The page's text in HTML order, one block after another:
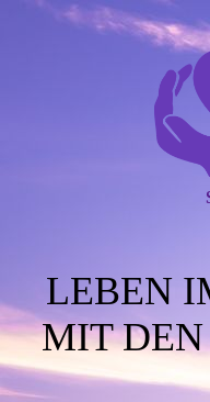
LEBEN
MIT